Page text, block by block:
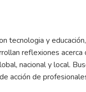
tecnologia y
reflexiones
nacional y local.
acción de